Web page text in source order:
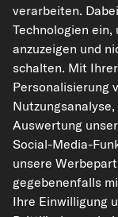
kfzteile24.de
carpardoo.dk
Die hier dargestellten
nicht vervielfältigt
der Datenbank ohne
Einbeziehung Dritter in
verarbeiten.
Technologien
anzuzeigen und
schalten. Mit
Personalisierung
Auswertung
Social-Media-
unsere
gegebenenfalls
Ihre Einwilligung